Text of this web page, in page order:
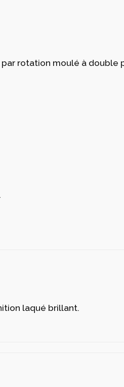
rotation moulé à double
laqué brillant.